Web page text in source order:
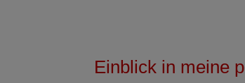
Einblick in meine